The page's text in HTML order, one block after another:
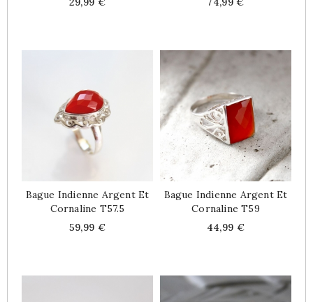
Bague Indienne Argent Et
Cornaline T57.5
Price
59,99 €
Bague Indienne Argent Et
Cornaline T59
Price
44,99 €